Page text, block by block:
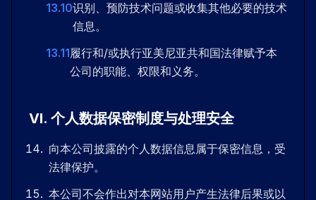
13.10识别、预防技术问题或收集其他必要的技术
信息。
13.11履行和/或执行亚美尼亚共和国法律赋予本
公司的职能、权限和义务。
VI. 个人数据保密制度与处理安全
向本公司披露的个人数据信息属于保密信息，受
法律保护。
本公司不会作出对本网站用户产生法律后果或以